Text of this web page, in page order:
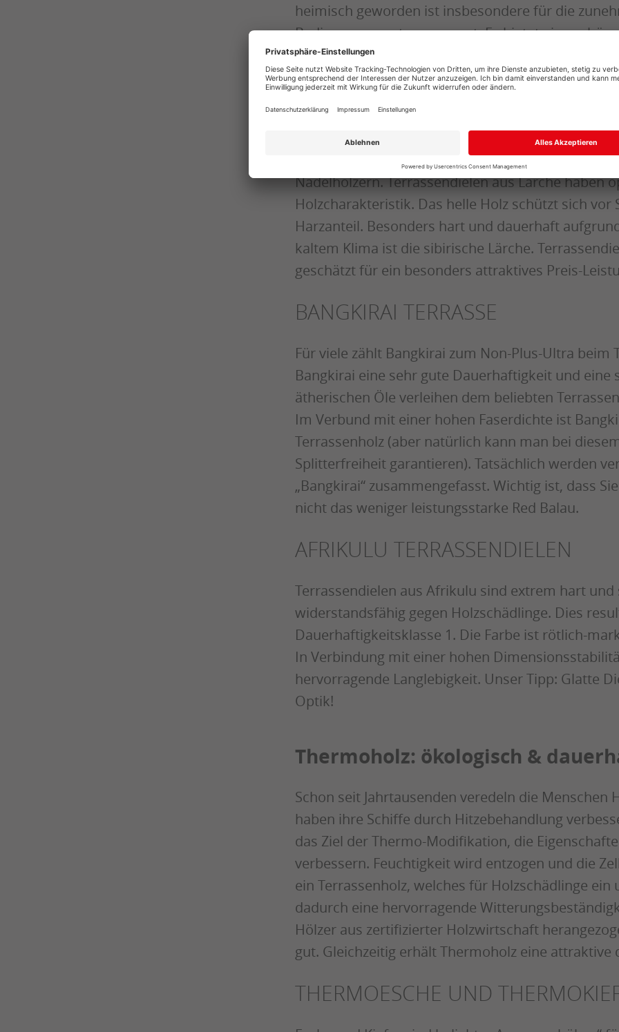
heimisch geworden ist insbesondere für die
Bedingungen gut gewappnet. Es bietet eine
neigt kaum zu Rissen und lässt sich gut
Dauerhaftigkeit kommen Terrassendielen aus
TERRASSENDIELEN LÄRCHE
Das Holz der Lärche rangiert unter den härtesten
Nadelhölzern. Terrassendielen aus Lärche haben
Holzcharakteristik. Das helle Holz schützt sich
Harzanteil. Besonders hart und dauerhaft
kaltem Klima ist die sibirische Lärche.
geschätzt für ein besonders attraktives Preis-
BANGKIRAI TERRASSE
Für viele zählt Bangkirai zum Non-Plus-Ultra beim
Bangkirai eine sehr gute Dauerhaftigkeit und eine
ätherischen Öle verleihen dem beliebten
Im Verbund mit einer hohen Faserdichte ist
Terrassenholz (aber natürlich kann man bei
Splitterfreiheit garantieren). Tatsächlich werden
„Bangkirai“ zusammengefasst. Wichtig ist, dass
nicht das weniger leistungsstarke Red Balau.
AFRIKULU TERRASSENDIELEN
Terrassendielen aus Afrikulu sind extrem hart
widerstandsfähig gegen Holzschädlinge. Dies
Dauerhaftigkeitsklasse 1. Die Farbe ist rötlich-
In Verbindung mit einer hohen
hervorragende Langlebigkeit. Unser Tipp: Glatte
Optik!
Thermoholz: ökologisch &
Schon seit Jahrtausenden veredeln die Menschen
haben ihre Schiffe durch Hitzebehandlung
das Ziel der Thermo-Modifikation, die
verbessern. Feuchtigkeit wird entzogen und die
ein Terrassenholz, welches für Holzschädlinge
dadurch eine hervorragende
Hölzer aus zertifizierter Holzwirtschaft
gut. Gleichzeitig erhält Thermoholz eine attraktive
THERMOESCHE UND